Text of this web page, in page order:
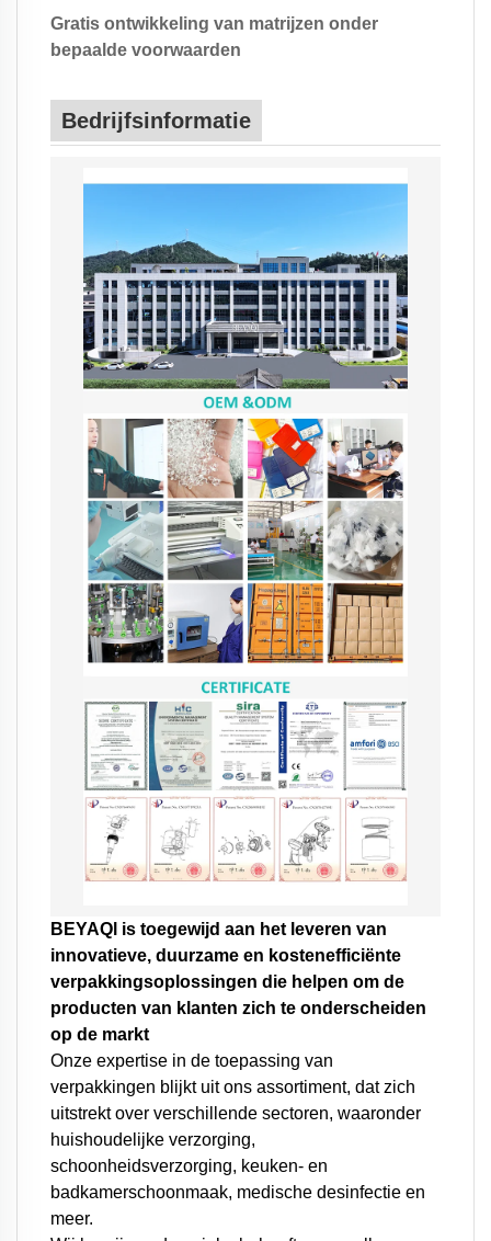
Gratis ontwikkeling van matrijzen onder
bepaalde voorwaarden
Bedrijfsinformatie
BEYAQl is toegewijd aan het leveren van
innovatieve, duurzame en kostenefficiënte
verpakkingsoplossingen die helpen om de
producten van klanten zich te onderscheiden
op de markt
Onze expertise in de toepassing van
verpakkingen blijkt uit ons assortiment, dat zich
uitstrekt over verschillende sectoren, waaronder
huishoudelijke verzorging,
schoonheidsverzorging, keuken- en
badkamerschoonmaak, medische desinfectie en
meer.